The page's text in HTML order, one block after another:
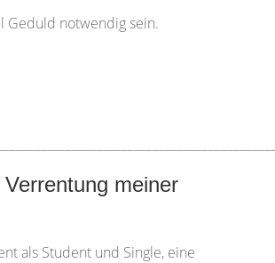
Geduld notwendig sein.
meiner
als Student und Single, eine